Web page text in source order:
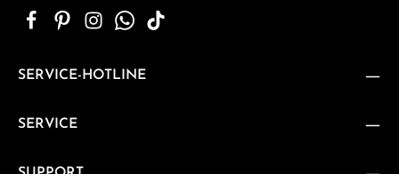
SERVICE-HOTLINE
SERVICE